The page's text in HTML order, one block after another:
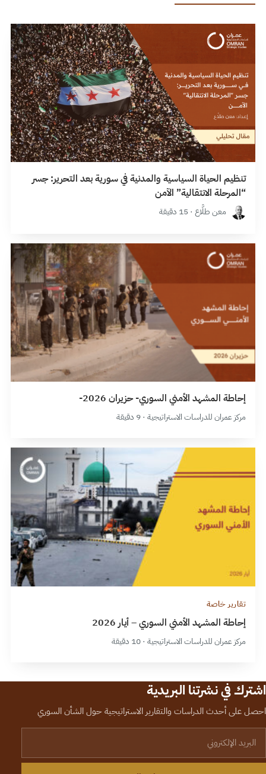
تنظيم الحياة السياسية والمدنية في سورية بعد التحرير: جسر
“المرحلة الانتقالية” الآمن
معن طلَّاع · 15 دقيقة
إحاطة المشهد الأمني السوري- حزيران 2026-
مركز عمران للدراسات الاستراتيجية · 9 دقيقة
تقارير خاصة
إحاطة المشهد الأمني السوري – أيار 2026
مركز عمران للدراسات الاستراتيجية · 10 دقيقة
اشترك في نشرتنا البريدية
احصل على أحدث الدراسات والتقارير الاستراتيجية حول الشأن السوري